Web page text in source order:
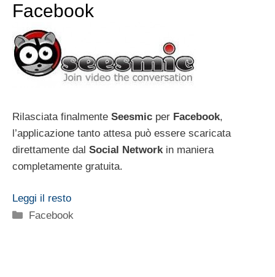
Facebook
Rilasciata finalmente Seesmic per Facebook,
l’applicazione tanto attesa può essere scaricata
direttamente dal Social Network in maniera
completamente gratuita.
Leggi il resto
Categorie
Facebook